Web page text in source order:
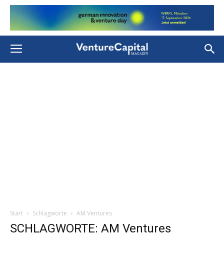
Start Schlagworte AM Ventures
SCHLAGWORTE: AM Ventures